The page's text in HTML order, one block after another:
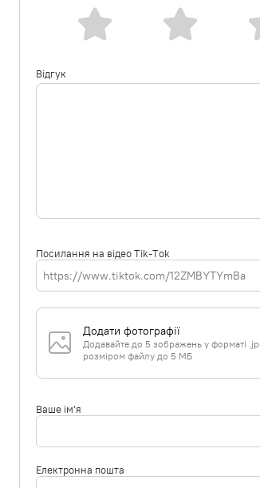
Відгук
Посилання на відео Tik-Tok
Додати фотографії
Додавайте до 5 зображень у форматі
розміром файлу до 5 МБ
Ваше ім'я
Електронна пошта